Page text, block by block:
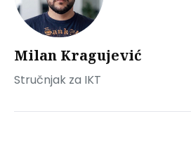
Milan Kragujević
Stručnjak za IKT